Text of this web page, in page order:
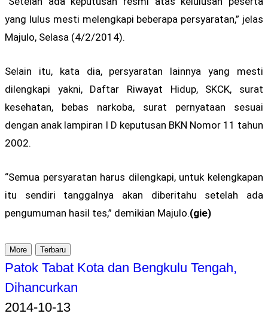
yang lulus mesti melengkapi beberapa persyaratan,” jelas
Majulo, Selasa (4/2/2014).
Selain itu, kata dia, persyaratan lainnya yang mesti
dilengkapi yakni, Daftar Riwayat Hidup, SKCK, surat
kesehatan, bebas narkoba, surat pernyataan sesuai
dengan anak lampiran I D keputusan BKN Nomor 11 tahun
2002.
“Semua persyaratan harus dilengkapi, untuk kelengkapan
itu sendiri tanggalnya akan diberitahu setelah ada
pengumuman hasil tes,” demikian Majulo.(gie)
More Terbaru
Patok Tabat Kota dan Bengkulu Tengah,
Dihancurkan
2014-10-13